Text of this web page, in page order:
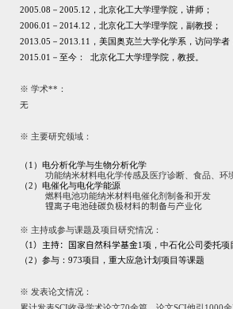
2005.08 － 2005.12 ，北京化工大学理学院，讲师；
2006.01 － 2014.12 ，北京化工大学理学院，副教授；
2013.05 － 2013.11 ，美国奥克兰大学化学系，访问学者
2015 01 －至今： 北京化工大学理学院，教授。
※ 学术**：
无
※ 主要研究领域：
（ 1 ） 电分析化学与生物分析化学
功能纳米材料电化学传感及医疗诊断、食品、环
（2 ） 电催化与电化学能源
燃料电池功能纳米材料电催化剂制备和开发
锂离子电池硅碳负极材料的制备与产业化
※ 主持或参与课题及项目研究情况：
（1）主持：
国家自然科学基金1项，中石化公司委托项
（2 ）参与： 973项目，重大应急计划项目等课题
※ 发表论文情况：